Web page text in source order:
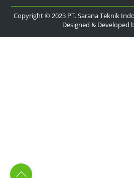
Back
Copyright © 2023 PT. Sarana Teknik
Designed & Developed